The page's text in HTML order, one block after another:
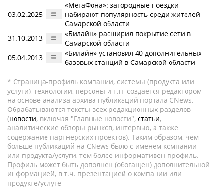
03.02.2025
«МегаФона»: загородные поездки
набирают популярность среди жителей
Самарской области
31.10.2013
«Билайн» расширил покрытие сети в
Самарской области
05.04.2013
«Билайн» установил 40 дополнительных
базовых станций в Самарской области
* Страница-профиль компании, системы (продукта или
услуги), технологии, персоны и т.п. создается редактором
на основе анализа архива публикаций портала CNews.
Обрабатываются тексты всех редакционных разделов
(новости, включая "Главные новости", статьи,
аналитические обзоры рынков, интервью, а также
содержание партнёрских проектов). Таким образом, чем
больше публикаций на CNews было с именем компании
или продукта/услуги, тем более информативен профиль.
Профиль может быть дополнен (обогащен) дополнительной
информацией, в т.ч. презентацией о компании или
продукте/услуге.